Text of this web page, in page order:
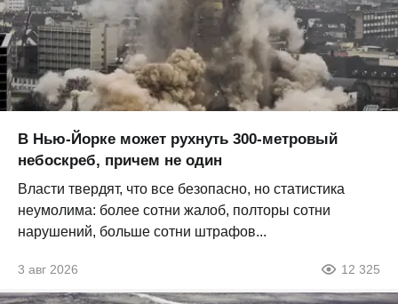
В Нью-Йорке может рухнуть 300-метровый
небоскреб, причем не один
Власти твердят, что все безопасно, но статистика
неумолима: более сотни жалоб, полторы сотни
нарушений, больше сотни штрафов...
3 авг 2026 12 325